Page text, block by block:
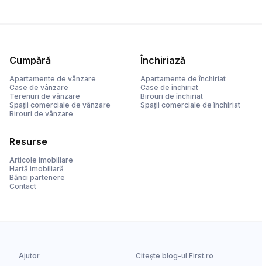
Cumpără
Apartamente de vânzare
Case de vânzare
Terenuri de vânzare
Spații comerciale de vânzare
Birouri de vânzare
Închiriază
Apartamente de închiriat
Case de închiriat
Birouri de închiriat
Spații comerciale de închiriat
Resurse
Articole imobiliare
Hartă imobiliară
Bănci partenere
Contact
Ajutor Citește blog-ul First.ro